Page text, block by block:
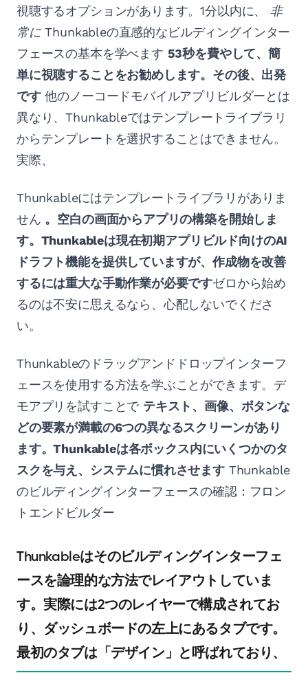
視聴するオプションがあります。1分以内に、 非
常にThunkableの直感的なビルディングインター
フェースの基本を学べます 53秒を費やして、簡
単に視聴することをお勧めします。その後、出発
です他のノーコードモバイルアプリビルダーとは
異なり、Thunkableではテンプレートライブラリ
からテンプレートを選択することはできません。
実際、
Thunkableにはテンプレートライブラリがありま
せん 。空白の画面からアプリの構築を開始しま
す。Thunkableは現在初期アプリビルド向けのAI
ドラフト機能を提供していますが、作成物を改善
するには重大な手動作業が必要ですゼロから始め
るのは不安に思えるなら、心配しないでくださ
い。
Thunkableのドラッグアンドドロップインターフ
ェースを使用する方法を学ぶことができます。デ
モアプリを試すことで テキスト、画像、ボタンな
どの要素が満載の6つの異なるスクリーンがあり
ます。Thunkableは各ボックス内にいくつかのタ
スクを与え、システムに慣れさせますThunkable
のビルディングインターフェースの確認：フロン
トエンドビルダー
Thunkableはそのビルディングインターフェ
ースを論理的な方法でレイアウトしていま
す。実際には2つのレイヤーで構成されてお
り、ダッシュボードの左上にあるタブです。
最初のタブは「デザイン」と呼ばれており、